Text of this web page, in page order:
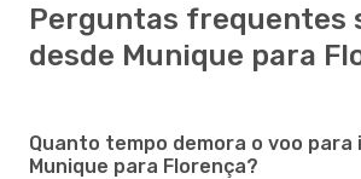
Perguntas frequentes
desde Munique para
Quanto tempo demora o voo para
Munique para Florença?